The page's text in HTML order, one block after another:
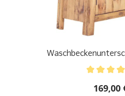
169,00